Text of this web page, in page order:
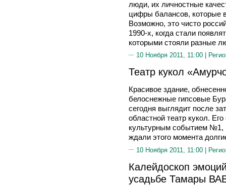
люди, их личностные
цифры балансов, которые
Возможно, это чисто
1990-х, когда стали
которыми стояли разные
10 Ноября 2011, 11:00 |
Театр кукол
Красивое здание,
белоснежные гипсовые
сегодня выглядит после
областной театр кукол.
культурным событием №1,
ждали этого момента
10 Ноября 2011, 11:00 |
Калейдоскоп
усадьбе Тамары